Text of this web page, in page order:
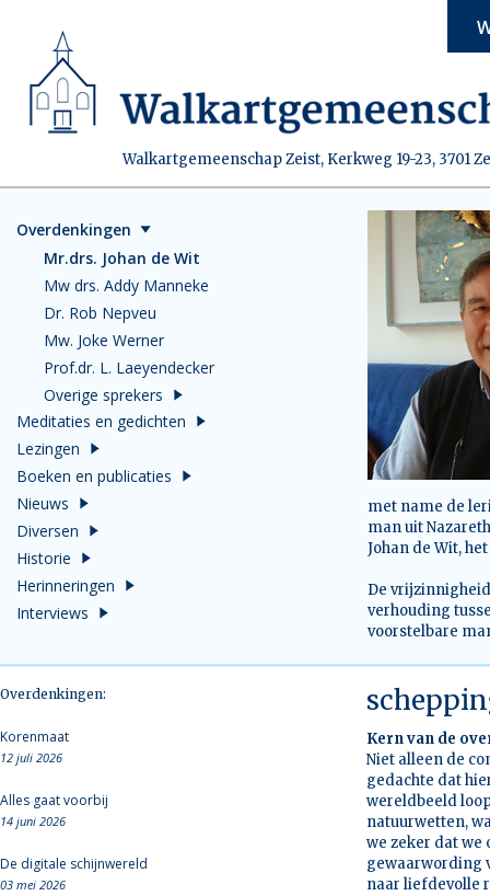
Walkartgemeenschap Zeist, Kerkweg 19-23, 3701
Overdenkingen
Mr.drs. Johan de Wit
Mw drs. Addy Manneke
Dr. Rob Nepveu
Mw. Joke Werner
Prof.dr. L. Laeyendecker
Overige sprekers
Meditaties en gedichten
Lezingen
Boeken en publicaties
Nieuws
Diversen
Historie
Herinneringen
Interviews
met name de
man uit
Johan de Wit,
De
verhouding
voorstelbare
Overdenkingen:
Korenmaat
12 juli 2026
Alles gaat voorbij
14 juni 2026
De digitale schijnwereld
03 mei 2026
Kern van de
Niet alleen de
gedachte dat
wereldbeeld
natuurwetten,
we zeker dat we
gewaarwording
naar liefdevolle